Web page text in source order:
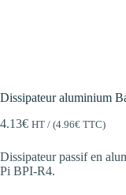
Dissipateur aluminium
4.13€ HT / (4.96€ TTC)
Dissipateur passif en
Pi BPI-R4.